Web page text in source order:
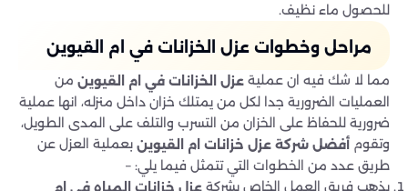
للحصول ماء نظيف.
مراحل وخطوات عزل الخزانات في ام القيوين
مما لا شك فيه ان عملية عزل الخزانات في ام القيوين من
العمليات الضرورية جدا لكل من يمتلك خزان داخل منزله، انها عملية
ضرورية للحفاظ على الخزان من التسرب والتلف على المدى الطويل،
وتقوم أفضل شركة عزل خزانات ام القيوين بعملية العزل عن
طريق عدد من الخطوات التي تتمثل فيما يلي: –
يذهب فريق العمل الخاص بشركة عزل خزانات المياه في ام